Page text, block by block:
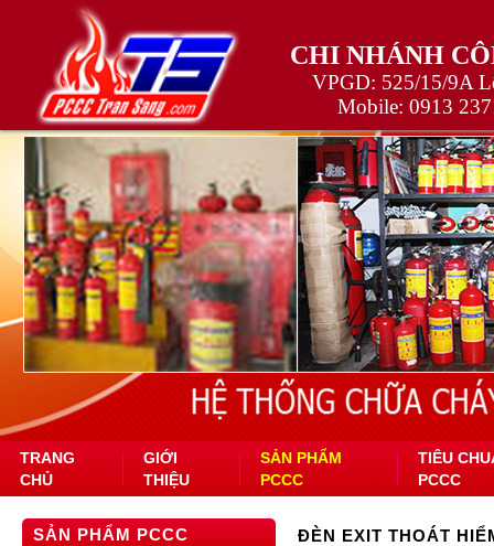
CHI NHÁNH
VPGD: 525/15/9A
Mobile: 0913
TRANG
CHỦ
GIỚI
THIỆU
SẢN PHẨM
PCCC
TIÊU
PCCC
SẢN PHẨM PCCC ĐÈN EXIT THOÁT